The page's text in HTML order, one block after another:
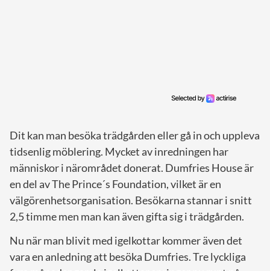
Dit kan man besöka trädgården eller gå in och uppleva
tidsenlig möblering. Mycket av inredningen har
människor i närområdet donerat. Dumfries House är
en del av The Prince´s Foundation, vilket är en
välgörenhetsorganisation. Besökarna stannar i snitt
2,5 timme men man kan även gifta sig i trädgården.
Nu när man blivit med igelkottar kommer även det
vara en anledning att besöka Dumfries. Tre lyckliga